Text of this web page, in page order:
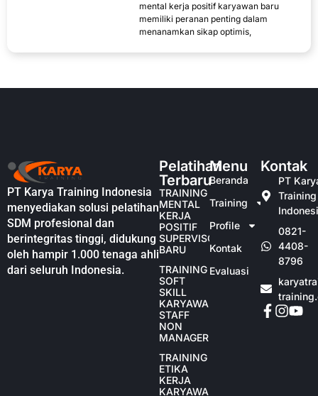
mental kerja positif karyawan baru
memiliki peranan penting dalam
menanamkan sikap optimis,
PT Karya Training Indonesia
menyediakan solusi pelatihan
SDM profesional dan
berintegritas tinggi, didukung
oleh hampir 1.000 tenaga ahli
dari seluruh Indonesia.
Pelatihan
Terbaru
TRAINING
MENTAL
KERJA
POSITIF
SUPERVISOR
BARU
TRAINING
SOFT
SKILL
KARYAWAN
STAFF
NON
MANAGER
TRAINING
ETIKA
KERJA
KARYAWAN
Menu
Beranda
Training
Profile
Kontak
Evaluasi
Kontak
PT
Training
0821-
4408-
8796